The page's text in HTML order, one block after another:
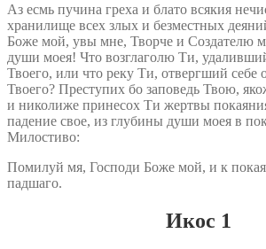
Аз есмь пучина греха и блато всякия
хранилище всех злых и безместных
Боже мой, увы мне, Творче и Создателю
души моея! Что возглаголю Ти,
Твоего, или что реку Ти, отвергший себе
Твоего? Преступих бо заповедь Твою,
и николиже принесох Ти жертвы
падение свое, из глубины души моея в
Милостиво:
Помилуй мя, Господи Боже мой, и к
падшаго.
Икос 1